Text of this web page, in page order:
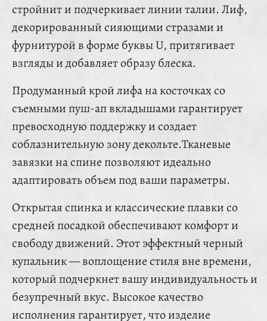
стройнит и подчеркивает линии талии. Лиф,
декорированный сияющими стразами и
фурнитурой в форме буквы U, притягивает
взгляды и добавляет образу блеска.
Продуманный крой лифа на косточках со
съемными пуш-ап вкладышами гарантирует
превосходную поддержку и создает
соблазнительную зону декольте.Тканевые
завязки на спине позволяют идеально
адаптировать объем под ваши параметры.
Открытая спинка и классические плавки со
средней посадкой обеспечивают комфорт и
свободу движений. Этот эффектный черный
купальник — воплощение стиля вне времени,
который подчеркнет вашу индивидуальность и
безупречный вкус. Высокое качество
исполнения гарантирует, что изделие